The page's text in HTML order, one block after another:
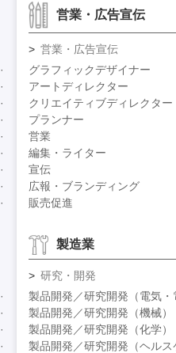
営業・広告宣伝
営業・広告宣伝
グラフィックデザイナー
アートディレクター
クリエイティブディレクター
プランナー
営業
編集・ライター
宣伝
広報・ブランディング
販売促進
製造業
研究・開発
製品開発／研究開発（電気・
製品開発／研究開発（機械）
製品開発／研究開発（化学）
製品開発／研究開発（ヘルス